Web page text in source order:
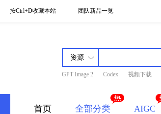
按Ctrl+D收藏本站 团队新品一览
GPT Image 2 Codex 视频下载
首页 全部分类 AIGC